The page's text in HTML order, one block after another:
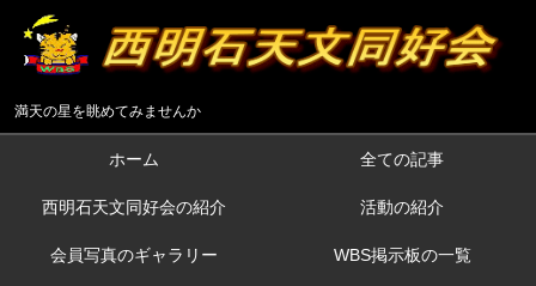
満天の星を眺めてみませんか
ホーム 全ての記事
西明石天文同好会の紹介 活動の紹介
会員写真のギャラリー WBS掲示板の一覧